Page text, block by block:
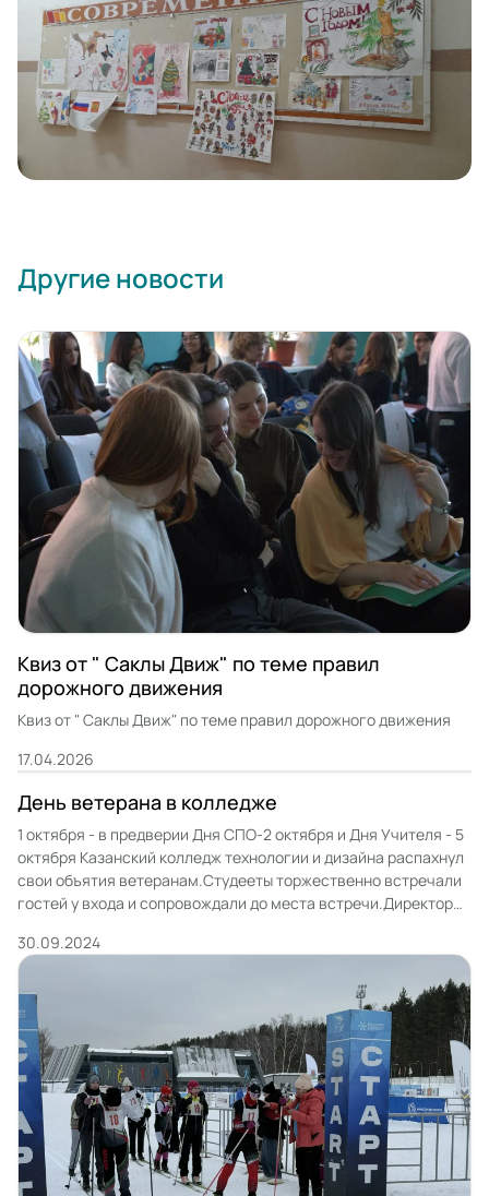
Другие новости
Квиз от " Саклы Движ" по теме правил
дорожного движения
Квиз от " Саклы Движ" по теме правил дорожного движения
17.04.2026
День ветерана в колледже
1 октября - в предверии Дня СПО-2 октября и Дня Учителя - 5
октября Казанский колледж технологии и дизайна распахнул
свои объятия ветеранам.Студееты торжественно встречали
гостей у входа и сопровождали до места встречи.Директор
отремонтированному второму этажу , где разместился
Профессионалитет- Проект развития СПО в форме грантовой
поддержки, которую […]
30.09.2024